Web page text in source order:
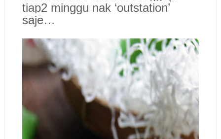
tiap2 minggu nak ‘outstation’
saje…